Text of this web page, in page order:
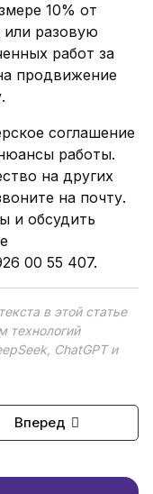
10% от
или разовую
работ за
продвижение
соглашение
работы.
на других
на почту.
и обсудить
00 55 407.
в этой статье
технологий
ChatGPT и
Вперед